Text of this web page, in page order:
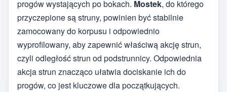
progów wystających po bokach. Mostek, do którego
przyczepione są struny, powinien być stabilnie
zamocowany do korpusu i odpowiednio
wyprofilowany, aby zapewnić właściwą akcję strun,
czyli odległość strun od podstrunnicy. Odpowiednia
akcja strun znacząco ułatwia dociskanie ich do
progów, co jest kluczowe dla początkujących.